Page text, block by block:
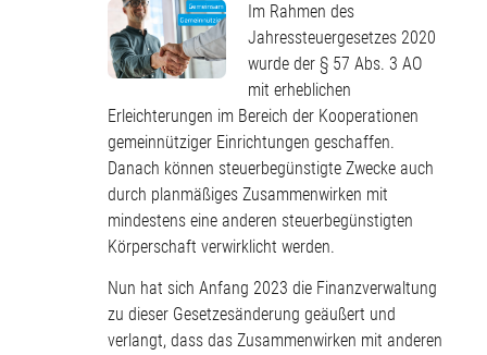
Im Rahmen des
Jahressteuergesetzes 2020
wurde der § 57 Abs. 3 AO
mit erheblichen
Erleichterungen im Bereich der Kooperationen
gemeinnütziger Einrichtungen geschaffen.
Danach können steuerbegünstigte Zwecke auch
durch planmäßiges Zusammenwirken mit
mindestens eine anderen steuerbegünstigten
Körperschaft verwirklicht werden.
Nun hat sich Anfang 2023 die Finanzverwaltung
zu dieser Gesetzesänderung geäußert und
verlangt, dass das Zusammenwirken mit anderen